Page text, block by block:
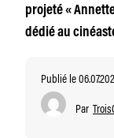
projeté «
dédié au
Publié le
Par